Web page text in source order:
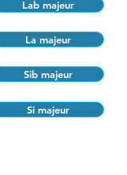
Lab majeur
La majeur
Sib majeur
Si majeur